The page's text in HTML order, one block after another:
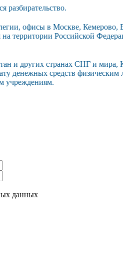
разбирательство.
офисы в Москве, Кемерово,
территории Российской
и других странах СНГ и мира,
денежных средств физическим
учреждениям.
данных